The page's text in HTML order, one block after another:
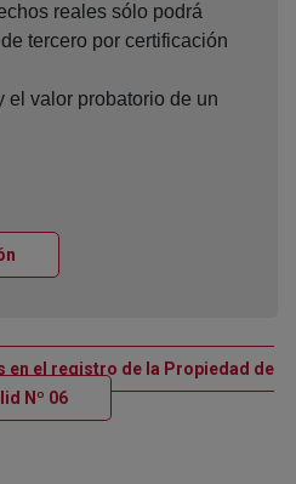
reales sólo podrá
tercero por certificación
el valor probatorio de un
en el registro de la Propiedad de
Nº 06Ventana nueva